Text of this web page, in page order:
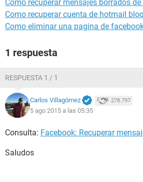
Como recuperar mensajes borrados
Como recuperar cuenta de hotmail
Como eliminar una pagina de
1 respuesta
RESPUESTA 1 / 1
Carlos Villagómez 278.797
5 ago 2015 a las 05:35
Consulta: Facebook: Recuperar
Saludos